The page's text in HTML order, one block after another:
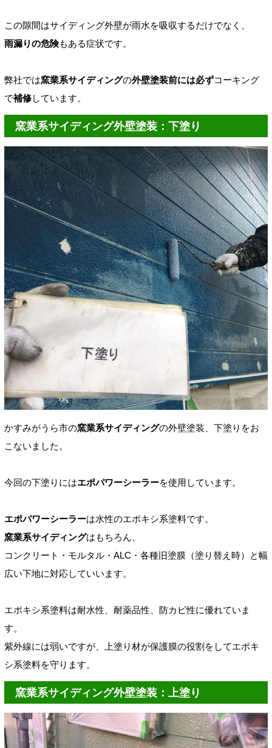
この隙間はサイディング外壁が雨水を吸収するだけでなく、
雨漏りの危険もある症状です。
弊社では窯業系サイディングの外壁塗装前には必ずコーキング
で補修しています。
窯業系サイディング外壁塗装：下塗り
かすみがうら市の窯業系サイディングの外壁塗装
下塗りをお
こないました。
今回の下塗りにはエポパワーシーラーを使用しています。
エポパワーシーラーは水性のエポキシ系塗料です。
窯業系サイディングはもちろん、
コンクリート・モルタル ・ALC・各種旧塗膜（塗り替え時）と幅
広い下地に対応していいます。
エポキシ系塗料は耐水性、耐薬品性、防カビ性に優れていま
す。
紫外線には弱いですが、上塗り材が保護膜の役割をしてエポキ
シ系塗料を守ります。
窯業系サイディング外壁塗装：上塗り